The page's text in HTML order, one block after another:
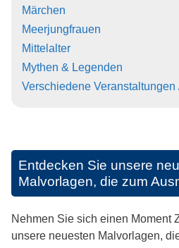
Märchen
Meerjungfrauen
Mittelalter
Mythen & Legenden
Verschiedene Veranstaltungen
Entdecken Sie unsere
Malvorlagen, die zum
Nehmen Sie sich einen Moment
unsere neuesten Malvorlagen,